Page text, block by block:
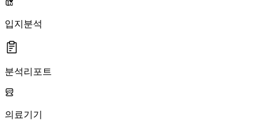
입지분석
분석리포트
의료기기